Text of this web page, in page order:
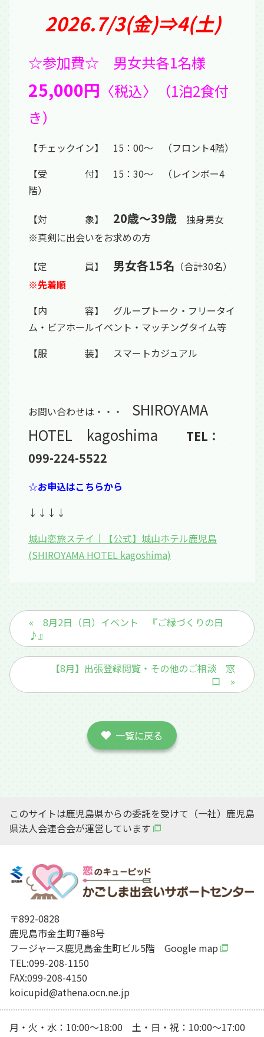
2026.7/3(金)⇒4(土)
☆参加費☆ 男女共各1名様
25,000円 〈税込〉（1泊2食付
き）
【チェックイン】 15：00～ （フロント4階）
【受 付】 15：30～ （レインボー4
階）
【対 象】 20歳～39歳 独身男女
※真剣に出会いをお求めの方
【定 員】 男女各15名 （合計30名）
※先着順
【内 容】 グループトーク・フリータイ
ム・ビアホールイベント・マッチングタイム等
【服 装】 スマートカジュアル
お問い合わせは・・・ SHIROYAMA
HOTEL kagoshima
TEL：
099-224-5522
☆お申込はこちらから
↓↓↓↓
城山恋旅ステイ｜【公式】城山ホテル鹿児島
(SHIROYAMA HOTEL kagoshima)
« 8月2日（日）イベント 『ご縁づくりの日
♪』
【8月】出張登録閲覧・その他のご相談 窓
口 »
一覧に戻る
このサイトは鹿児島県からの委託を受けて（一社）鹿児島
県法人会連合会が運営しています
〒892-0828
鹿児島市金生町7番8号
フージャース鹿児島金生町ビル5階 Google map
TEL:099-208-1150
FAX:099-208-4150
koicupid@athena.ocn.ne.jp
月・火・水：10:00～18:00 土・日・祝：10:00～17:00